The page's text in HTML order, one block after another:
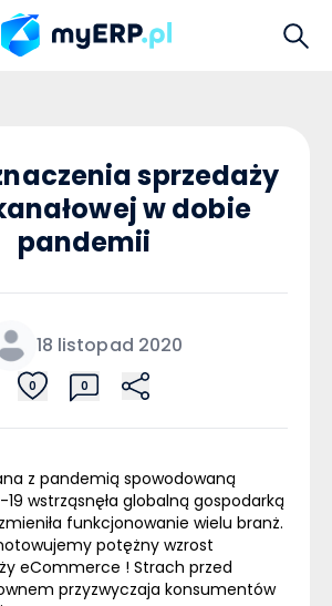
sprzedaży
w dobie
pandemii
18 listopad 2020
0 0
z pandemią spowodowaną
wstrząsnęła globalną gospodarką
funkcjonowanie wielu branż.
potężny wzrost
eCommerce ! Strach przed
przyzwyczaja konsumentów